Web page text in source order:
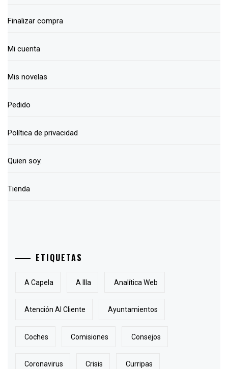
Finalizar compra
Mi cuenta
Mis novelas
Pedido
Política de privacidad
Quien soy.
Tienda
ETIQUETAS
A Capela A Illa Analítica Web
Atención Al Cliente Ayuntamientos
Coches Comisiones Consejos
Coronavirus Crisis Curripas